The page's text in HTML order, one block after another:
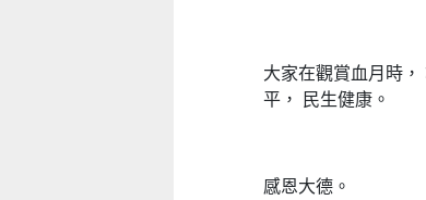
大家在觀賞血月時
平， 民生健康。
感恩大德。